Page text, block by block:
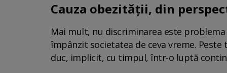
Cauza obezității, din
Mai mult, nu discriminarea este
împânzit societatea de ceva vreme.
duc, implicit, cu timpul, într-o luptă